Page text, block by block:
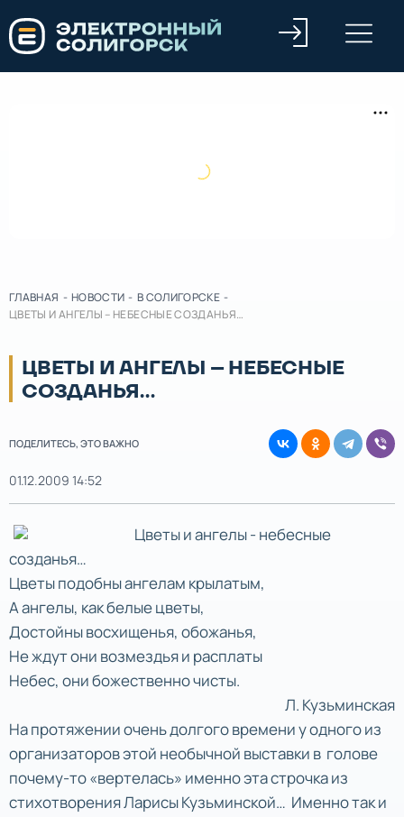
ГЛАВНАЯ - НОВОСТИ - В СОЛИГОРСКЕ -
ЦВЕТЫ И АНГЕЛЫ – НЕБЕСНЫЕ СОЗДАНЬЯ…
ЦВЕТЫ И АНГЕЛЫ – НЕБЕСНЫЕ
СОЗДАНЬЯ…
ПОДЕЛИТЕСЬ, ЭТО ВАЖНО
01.12.2009 14:52
Цветы и ангелы - небесные
созданья…
Цветы подобны ангелам крылатым,
А ангелы, как белые цветы,
Достойны восхищенья, обожанья,
Не ждут они возмездья и расплаты
Небес, они божественно чисты.
Л. Кузьминская
На протяжении очень долгого времени у одного из
организаторов этой необычной выставки в голове
почему-то «вертелась» именно эта строчка из
стихотворения Ларисы Кузьминской… Именно так и